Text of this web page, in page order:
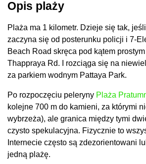
Opis plaży
Plaża ma 1 kilometr. Dzieje się tak,
zaczyna się od posterunku policji i 7-
Beach Road skręca pod kątem
Thappraya Rd. I rozciąga się na
za parkiem wodnym Pattaya Park.
Po rozpoczęciu peleryny Plaża
kolejne 700 m do kamieni, za którymi
wybrzeża), ale granica między tymi
czysto spekulacyjna. Fizycznie to
Internecie często są zdezorientowani
jedną plażę.